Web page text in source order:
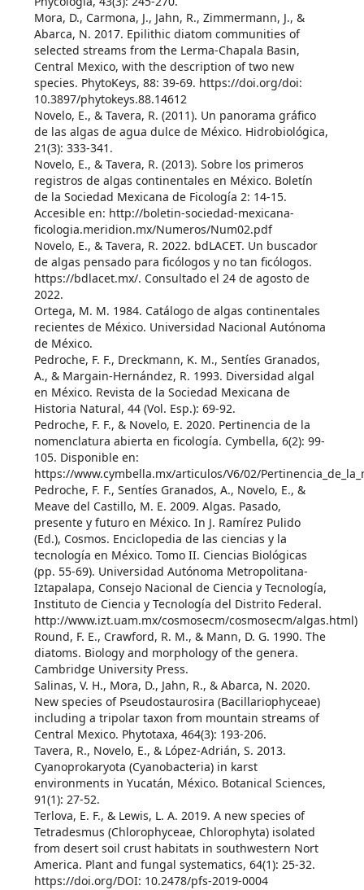
Mora, D., Carmona, J., Jahn, R., Zimmermann, J., &
Abarca, N. 2017. Epilithic diatom communities of
selected streams from the Lerma-Chapala Basin,
Central Mexico, with the description of two new
species. PhytoKeys, 88: 39-69. https://doi.org/doi:
10.3897/phytokeys.88.14612
Novelo, E., & Tavera, R. (2011). Un panorama gráfico
de las algas de agua dulce de México. Hidrobiológica,
21(3): 333-341.
Novelo, E., & Tavera, R. (2013). Sobre los primeros
registros de algas continentales en México. Boletín
de la Sociedad Mexicana de Ficología 2: 14-15.
Accesible en: http://boletin-sociedad-mexicana-
ficologia.meridion.mx/Numeros/Num02.pdf
Novelo, E., & Tavera, R. 2022. bdLACET. Un buscador
de algas pensado para ficólogos y no tan ficólogos.
https://bdlacet.mx/. Consultado el 24 de agosto de
2022.
Ortega, M. M. 1984. Catálogo de algas continentales
recientes de México. Universidad Nacional Autónoma
de México.
Pedroche, F. F., Dreckmann, K. M., Sentíes Granados,
A., & Margain-Hernández, R. 1993. Diversidad algal
en México. Revista de la Sociedad Mexicana de
Historia Natural, 44 (Vol. Esp.): 69-92.
Pedroche, F. F., & Novelo, E. 2020. Pertinencia de la
nomenclatura abierta en ficología. Cymbella, 6(2): 99-
105. Disponible en:
https://www.cymbella.mx/articulos/V6/02/
Pedroche, F. F., Sentíes Granados, A., Novelo, E., &
Meave del Castillo, M. E. 2009. Algas. Pasado,
presente y futuro en México. In J. Ramírez Pulido
(Ed.), Cosmos. Enciclopedia de las ciencias y la
tecnología en México. Tomo II. Ciencias Biológicas
(pp. 55-69). Universidad Autónoma Metropolitana-
Iztapalapa, Consejo Nacional de Ciencia y Tecnología,
Instituto de Ciencia y Tecnología del Distrito Federal.
http://www.izt.uam.mx/cosmosecm/cosmosecm/algas.html)
Round, F. E., Crawford, R. M., & Mann, D. G. 1990. The
diatoms. Biology and morphology of the genera.
Cambridge University Press.
Salinas, V. H., Mora, D., Jahn, R., & Abarca, N. 2020.
New species of Pseudostaurosira (Bacillariophyceae)
including a tripolar taxon from mountain streams of
Central Mexico. Phytotaxa, 464(3): 193-206.
Tavera, R., Novelo, E., & López-Adrián, S. 2013.
Cyanoprokaryota (Cyanobacteria) in karst
environments in Yucatán, México. Botanical Sciences,
91(1): 27-52.
Terlova, E. F., & Lewis, L. A. 2019. A new species of
Tetradesmus (Chlorophyceae, Chlorophyta) isolated
from desert soil crust habitats in southwestern Nort
America. Plant and fungal systematics, 64(1): 25-32.
https://doi.org/DOI: 10.2478/pfs-2019-0004